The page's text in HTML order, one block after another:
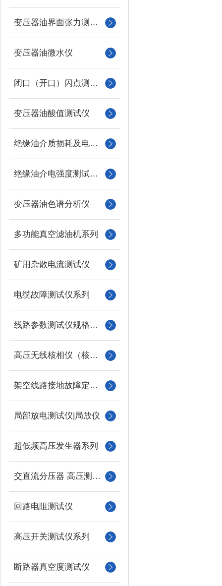
变压器油界面张力测试仪
变压器油微水仪
闭口（开口）闪点测定仪
变压器油酸值测试仪
绝缘油介质损耗及电阻率测试仪
绝缘油介电强度测试仪系列
变压器油色谱分析仪
多功能真空滤油机系列
矿用杂散电流测试仪
电缆故障测试仪系列
线路参数测试仪规格型号
高压无线核相仪（核相器）
架空线路接地故障定位仪
局部放电测试仪|局放仪
超低频高压发生器系列
交直流分压器 高压测量仪
回路电阻测试仪
高压开关测试仪系列
断路器真空度测试仪